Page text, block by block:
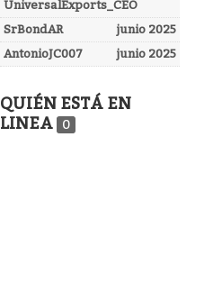
UniversalExports_CEO
junio 2025
SrBondAR
junio 2025
AntonioJC007
QUIÉN ESTÁ EN
LINEA
0